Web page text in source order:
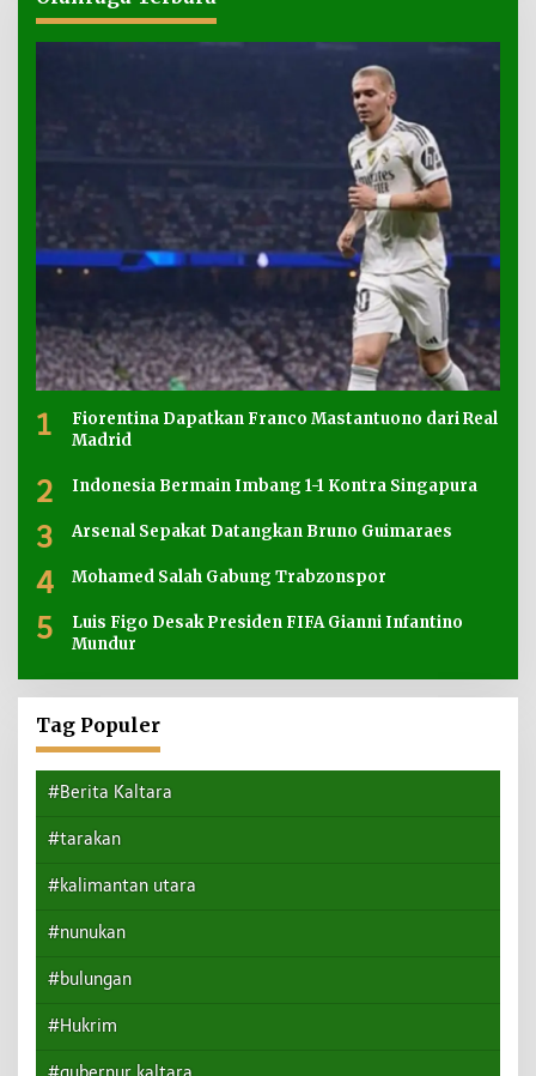
1
Fiorentina Dapatkan Franco Mastantuono dari Real
Madrid
2 Indonesia Bermain Imbang 1-1 Kontra Singapura
3 Arsenal Sepakat Datangkan Bruno Guimaraes
4 Mohamed Salah Gabung Trabzonspor
5
Luis Figo Desak Presiden FIFA Gianni Infantino
Mundur
Tag Populer
#Berita Kaltara
#tarakan
#kalimantan utara
#nunukan
#bulungan
#Hukrim